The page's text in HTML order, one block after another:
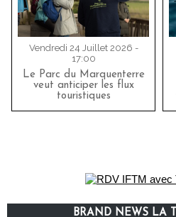
Vendredi 24 Juillet 2026 -
17:00
Le Parc du Marquenterre
veut anticiper les flux
touristiques
BRAND NEWS LA